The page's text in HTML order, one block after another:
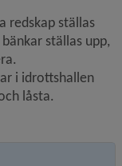
redskap ställas
ställas upp,
i idrottshallen
låsta.